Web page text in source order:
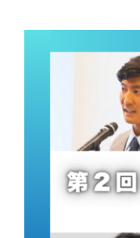
Company
会社概要